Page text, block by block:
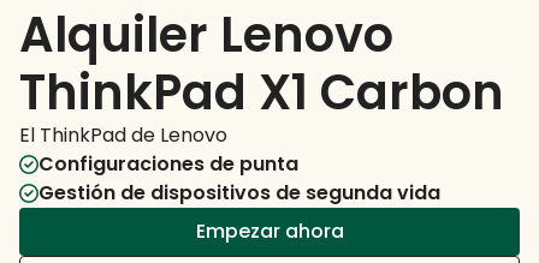
Alquiler Lenovo
ThinkPad X1 Carbon
El ThinkPad de Lenovo
Configuraciones de punta
Gestión de dispositivos de segunda vida
Empezar ahora